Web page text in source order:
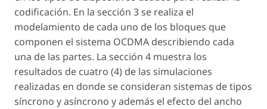
codificación. En la sección 3 se realiza el
modelamiento de cada uno de los bloques que
componen el sistema OCDMA describiendo cada
una de las partes. La sección 4 muestra los
resultados de cuatro (4) de las simulaciones
realizadas en donde se consideran sistemas de tipos
síncrono y asíncrono y además el efecto del ancho